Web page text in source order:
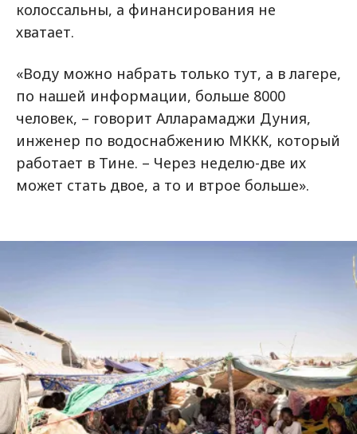
колоссальны, а финансирования не
хватает.
«Воду можно набрать только тут, а в лагере,
по нашей информации, больше 8000
человек, – говорит Алларамаджи Дуния,
инженер по водоснабжению МККК, который
работает в Тине. – Через неделю-две их
может стать двое, а то и втрое больше».